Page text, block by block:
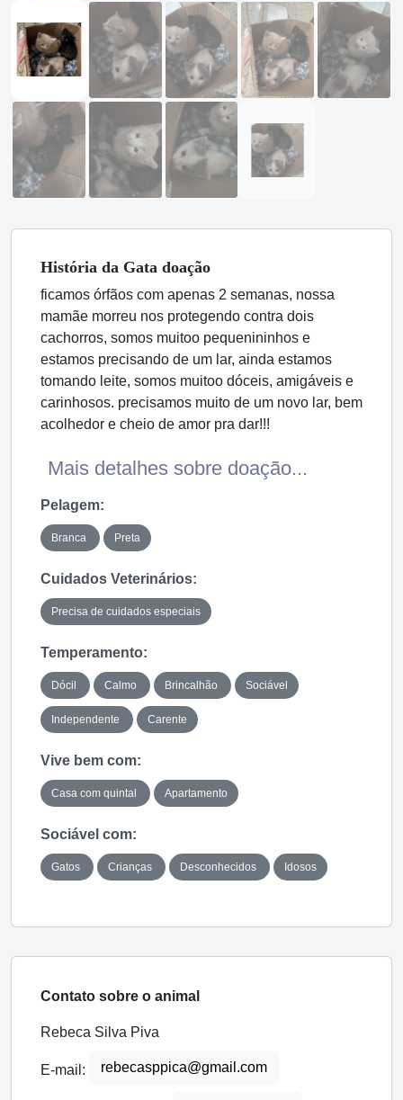
História da Gata doação
ficamos órfãos com apenas 2 semanas, nossa
mamãe morreu nos protegendo contra dois
cachorros, somos muitoo pequenininhos e
estamos precisando de um lar, ainda estamos
tomando leite, somos muitoo dóceis, amigáveis e
carinhosos. precisamos muito de um novo lar, bem
acolhedor e cheio de amor pra dar!!!
Mais detalhes sobre doação...
Pelagem:
Branca Preta
Cuidados Veterinários:
Precisa de cuidados especiais
Temperamento:
Dócil Calmo Brincalhão Sociável
Independente Carente
Vive bem com:
Casa com quintal Apartamento
Sociável com:
Gatos Crianças Desconhecidos Idosos
Contato sobre o animal
Rebeca Silva Piva
E-mail: rebecasppica@gmail.com